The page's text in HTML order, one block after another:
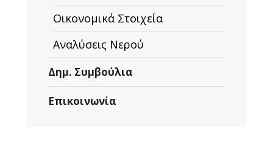
Οικονομικά Στοιχεία
Αναλύσεις Νερού
Δημ. Συμβούλια
Επικοινωνία